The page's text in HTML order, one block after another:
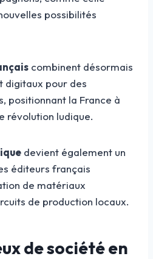
possibilités
combinent désormais
digitaux pour des
positionnant la France à
révolution ludique.
devient également un
éditeurs français
de matériaux
de production locaux.
de société en